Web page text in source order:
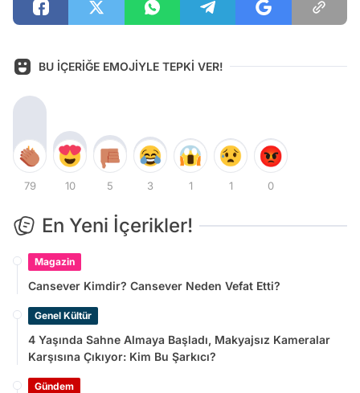
BU İÇERİĞE EMOJİYLE TEPKİ VER!
79 10 5 3 1 1 0
En Yeni İçerikler!
Magazin
Cansever Kimdir? Cansever Neden Vefat Etti?
Genel Kültür
4 Yaşında Sahne Almaya Başladı, Makyajsız Kameralar
Karşısına Çıkıyor: Kim Bu Şarkıcı?
Gündem